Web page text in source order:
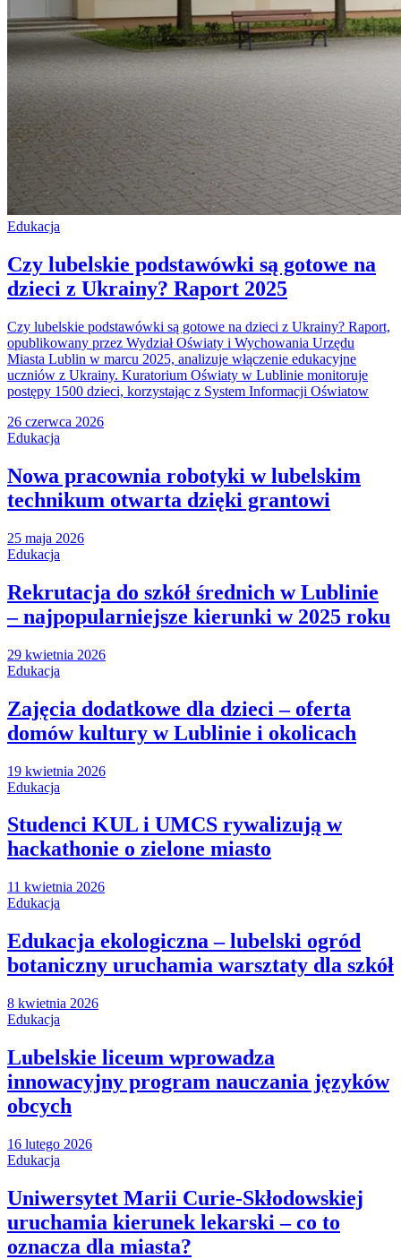
Edukacja
Czy lubelskie podstawówki są gotowe na
dzieci z Ukrainy? Raport 2025
Czy lubelskie podstawówki są gotowe na dzieci z Ukrainy? Raport,
opublikowany przez Wydział Oświaty i Wychowania Urzędu
Miasta Lublin w marcu 2025, analizuje włączenie edukacyjne
uczniów z Ukrainy. Kuratorium Oświaty w Lublinie monitoruje
postępy 1500 dzieci, korzystając z System Informacji Oświatow
26 czerwca 2026
Edukacja
Nowa pracownia robotyki w lubelskim
technikum otwarta dzięki grantowi
25 maja 2026
Edukacja
Rekrutacja do szkół średnich w Lublinie
– najpopularniejsze kierunki w 2025 roku
29 kwietnia 2026
Edukacja
Zajęcia dodatkowe dla dzieci – oferta
domów kultury w Lublinie i okolicach
19 kwietnia 2026
Edukacja
Studenci KUL i UMCS rywalizują w
hackathonie o zielone miasto
11 kwietnia 2026
Edukacja
Edukacja ekologiczna – lubelski ogród
botaniczny uruchamia warsztaty dla szkół
8 kwietnia 2026
Edukacja
Lubelskie liceum wprowadza
innowacyjny program nauczania języków
obcych
16 lutego 2026
Edukacja
Uniwersytet Marii Curie-Skłodowskiej
uruchamia kierunek lekarski – co to
oznacza dla miasta?